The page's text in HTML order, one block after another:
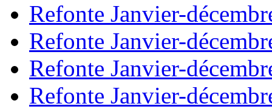
Refonte Janvier-
Refonte Janvier-
Refonte Janvier-
Refonte Janvier-